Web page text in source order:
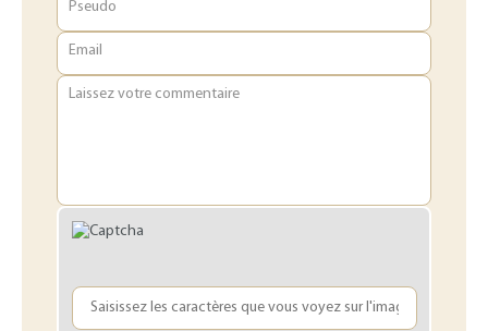
Pseudo
Email
Laissez votre commentaire